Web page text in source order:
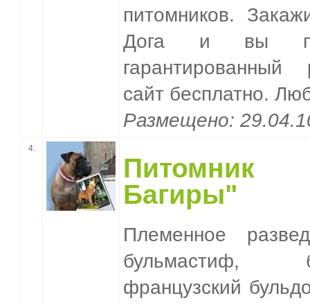
питомников.
Дога и вы
гарантированный
сайт бесплатно.
Размещено:
4.
Питомник
Багиры"
Племенное
бульмастиф,
французский